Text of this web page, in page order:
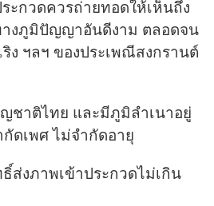
ะกวดควรถ่ายทอดให้เห็นถึง
งภูมิปัญญาอันดีงาม ตลอดจน
ง ฯลฯ ของประเพณีสงกรานต์
ชาติไทย และมีภูมิลำเนาอยู่
ดเพศ ไม่จำกัดอายุ
ส่งภาพเข้าประกวดไม่เกิน